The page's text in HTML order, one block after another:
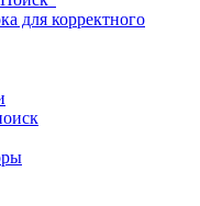
для корректного